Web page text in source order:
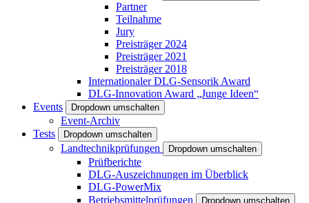
Partner
Teilnahme
Jury
Preisträger 2024
Preisträger 2021
Preisträger 2018
Internationaler DLG-Sensorik Award
DLG-Innovation Award „Junge Ideen“
Events
Dropdown umschalten
Event-Archiv
Tests
Dropdown umschalten
Landtechnikprüfungen Dropdown umschalten
Prüfberichte
DLG-Auszeichnungen im Überblick
DLG-PowerMix
Betriebsmittelprüfungen
Dropdown umschalten